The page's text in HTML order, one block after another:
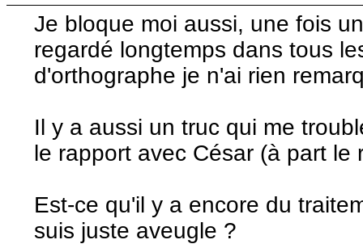
Je bloque moi aussi, une fois
regardé longtemps dans tous
d'orthographe je n'ai rien
Il y a aussi un truc qui me
le rapport avec César (à part le
Est-ce qu'il y a encore du
suis juste aveugle ?